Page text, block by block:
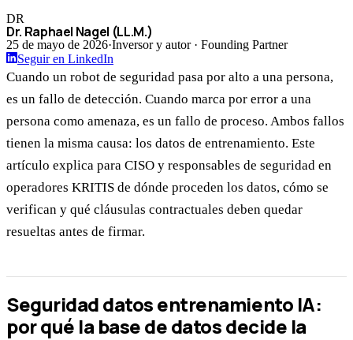
DR
Dr. Raphael Nagel (LL.M.)
25 de mayo de 2026·Inversor y autor · Founding Partner
Seguir en LinkedIn
Cuando un robot de seguridad pasa por alto a una persona,
es un fallo de detección. Cuando marca por error a una
persona como amenaza, es un fallo de proceso. Ambos fallos
tienen la misma causa: los datos de entrenamiento. Este
artículo explica para CISO y responsables de seguridad en
operadores KRITIS de dónde proceden los datos, cómo se
verifican y qué cláusulas contractuales deben quedar
resueltas antes de firmar.
Seguridad datos entrenamiento IA:
por qué la base de datos decide la